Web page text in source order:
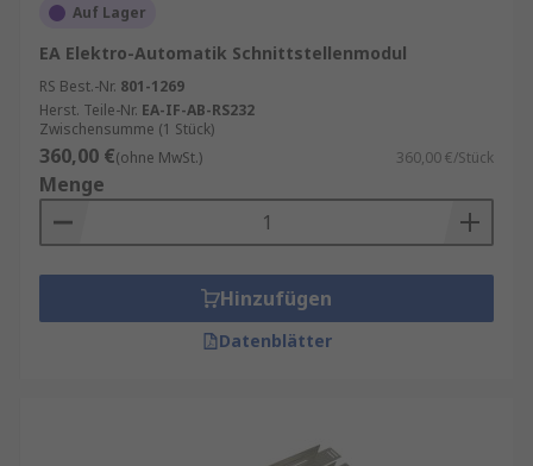
Auf Lager
EA Elektro-Automatik Schnittstellenmodul
RS Best.-Nr. 801-1269
Herst. Teile-Nr. EA-IF-AB-RS232
Zwischensumme (1 Stück)
360,00 €(ohne MwSt.) 360,00 €/Stück
Menge
Hinzufügen
Datenblätter